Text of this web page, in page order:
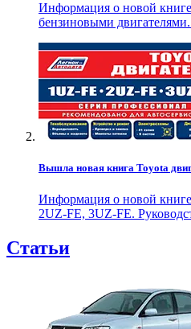
Информация о новой
бензиновыми
Вышла новая книга Toyota
Информация о новой
2UZ-FE, 3UZ-FE.
Статьи